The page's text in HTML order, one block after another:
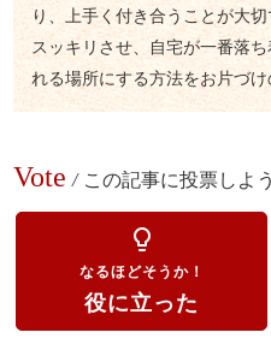
り、上手く付き合うことが大
スッキリさせ、自宅が一番落
れる場所にする方法をお片づ
Vote / この記事に投票しよう
lightbulb_outline
なるほどそうか！
役に立った